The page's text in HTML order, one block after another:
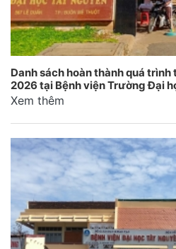
Danh sách hoàn thành quá
2026 tại Bệnh viện Trường Đại
Xem thêm